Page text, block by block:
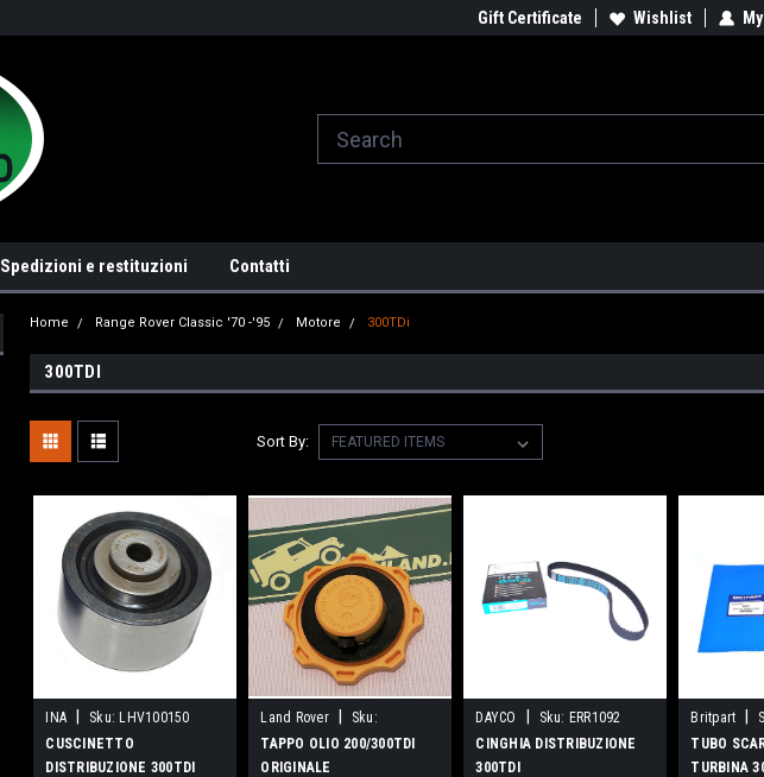
Welcome to the #1 Online Parts
Welcome to the #2 Online
Gift Certificate Wishlist
Spedizioni e restituzioni Contatti
Home Range Rover Classic '70 -'95 Motore 300TDi
300TDI
Sort By:
INA Sku: LHV100150
CUSCINETTO
DISTRIBUZIONE 300TDI
Land Rover
Sku:
ERR5041LR
TAPPO OLIO 200/300TDI
ORIGINALE
DAYCO Sku: ERR1092
CINGHIA DISTRIBUZIONE
300TDI
Britpart
TUBO
TURBINA